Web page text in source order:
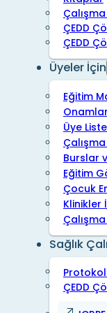
ÇEDD
ÇEDD
Üyeler İçin
Eğitim
Onamlar
Üye
Burslar
Eğitim
Çocuk
Klinikler
Sağlık
ÇEDD